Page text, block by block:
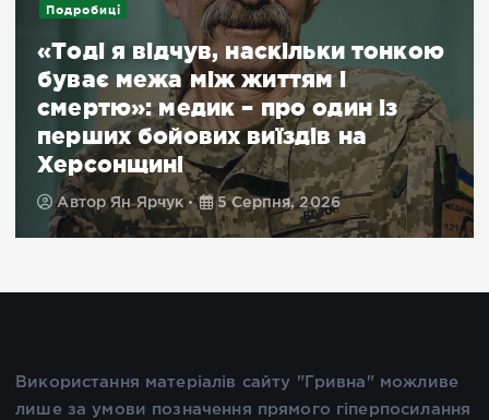
Подробиці
«Тоді я відчув, наскільки тонкою
буває межа між життям і
смертю»: медик – про один із
перших бойових виїздів на
Херсонщині
АвторЯн Ярчук 5 Серпня, 2026
Використання матеріалів сайту "Гривна" можливе
лише за умови позначення прямого гіперпосилання